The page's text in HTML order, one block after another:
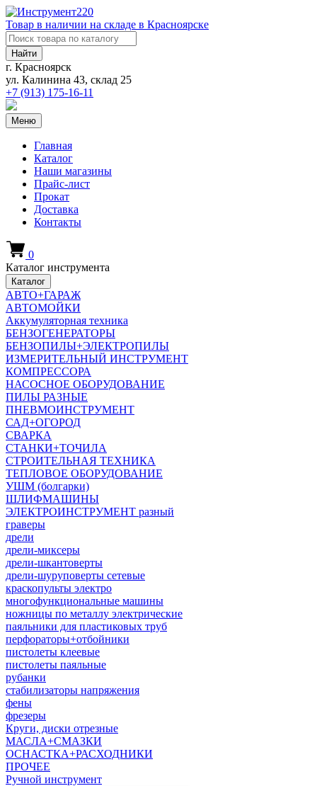
Товар в наличии на складе в Красноярске
Найти
г. Красноярск
ул. Калинина 43, склад 25
+7 (913) 175-16-11
Меню
Главная
Каталог
Наши магазины
Прайс-лист
Прокат
Доставка
Контакты
0
Каталог инструмента
Каталог
АВТО+ГАРАЖ
АВТОМОЙКИ
Аккумуляторная техника
БЕНЗОГЕНЕРАТОРЫ
БЕНЗОПИЛЫ+ЭЛЕКТРОПИЛЫ
ИЗМЕРИТЕЛЬНЫЙ ИНСТРУМЕНТ
КОМПРЕССОРА
НАСОСНОЕ ОБОРУДОВАНИЕ
ПИЛЫ РАЗНЫЕ
ПНЕВМОИНСТРУМЕНТ
САД+ОГОРОД
СВАРКА
СТАНКИ+ТОЧИЛА
СТРОИТЕЛЬНАЯ ТЕХНИКА
ТЕПЛОВОЕ ОБОРУДОВАНИЕ
УШМ (болгарки)
ШЛИФМАШИНЫ
ЭЛЕКТРОИНСТРУМЕНТ разный
граверы
дрели
дрели-миксеры
дрели-шкантоверты
дрели-шуруповерты сетевые
краскопульты электро
многофункциональные машины
ножницы по металлу электрические
паяльники для пластиковых труб
перфораторы+отбойники
пистолеты клеевые
пистолеты паяльные
рубанки
стабилизаторы напряжения
фены
фрезеры
Круги, диски отрезные
МАСЛА+СМАЗКИ
ОСНАСТКА+РАСХОДНИКИ
ПРОЧЕЕ
Ручной инструмент